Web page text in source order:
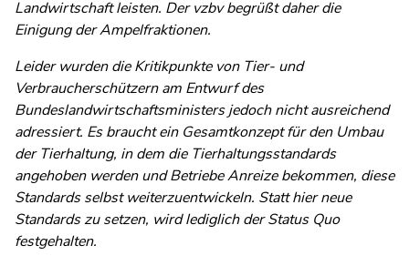
Landwirtschaft leisten. Der vzbv begrüßt daher die
Einigung der Ampelfraktionen.
Leider wurden die Kritikpunkte von Tier- und
Verbraucherschützern am Entwurf des
Bundeslandwirtschaftsministers jedoch nicht ausreichend
adressiert. Es braucht ein Gesamtkonzept für den Umbau
der Tierhaltung, in dem die Tierhaltungsstandards
angehoben werden und Betriebe Anreize bekommen, diese
Standards selbst weiterzuentwickeln. Statt hier neue
Standards zu setzen, wird lediglich der Status Quo
festgehalten.